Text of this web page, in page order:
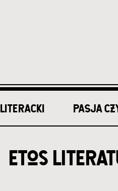
Ścieżka
LITERACKI PASJA
etos